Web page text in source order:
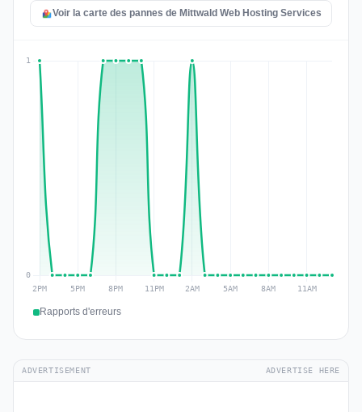
Voir la carte des pannes de Mittwald Web Hosting Services
Rapports d'erreurs
ADVERTISEMENT ADVERTISE HERE